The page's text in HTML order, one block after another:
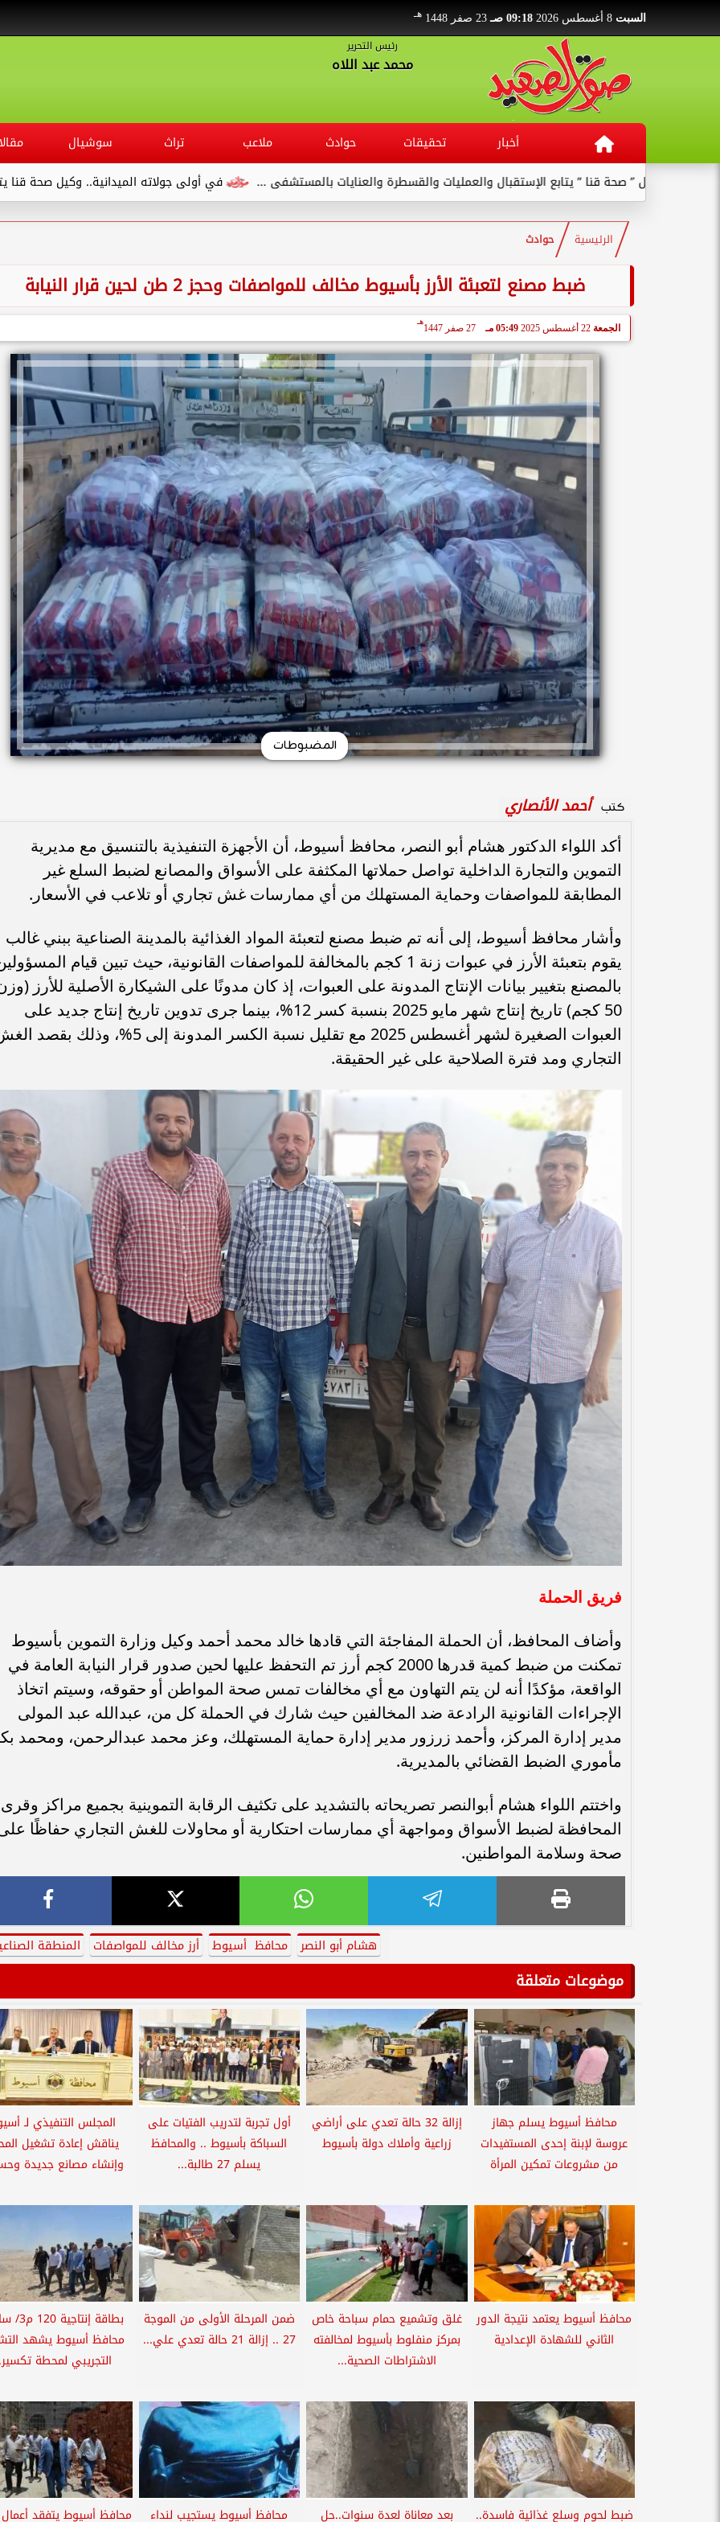
السبت 09:18 صـ 23 صفر 1448 هـ
رئيس التحرير
محمد عبد اللاه
أخبار تحقيقات حوادث ملاعب تراث سوشيال
في أولى جولاته الميدانية.. وكيل صحة قنا يتفقد
” صحة قنا ” يتابع الإستقبال والعمليات والقسطرة والعنايات بالمستشفى ...
الرئيسية حوادث
ضبط مصنع لتعبئة الأرز بأسيوط مخالف للمواصفات وحجز 2 طن لحين قرار النيابة
الجمعة 22 أغسطس 2025 05:49 مـ 27 صفر 1447
هـ
المضبوطات
كتب أحمد الأنصاري
أكد اللواء الدكتور هشام أبو النصر، محافظ أسيوط، أن الأجهزة التنفيذية بالتنسيق مع مديرية
التموين والتجارة الداخلية تواصل حملاتها المكثفة على الأسواق والمصانع لضبط السلع غير
المطابقة للمواصفات وحماية المستهلك من أي ممارسات غش تجاري أو تلاعب في الأسعار.
وأشار محافظ أسيوط، إلى أنه تم ضبط مصنع لتعبئة المواد الغذائية بالمدينة الصناعية ببني غالب
يقوم بتعبئة الأرز في عبوات زنة 1 كجم بالمخالفة للمواصفات القانونية، حيث تبين قيام
بالمصنع بتغيير بيانات الإنتاج المدونة على العبوات، إذ كان مدونًا على الشيكارة الأصلية للأرز
50 كجم) تاريخ إنتاج شهر مايو 2025 بنسبة كسر 12%، بينما جرى تدوين تاريخ إنتاج جديد على
العبوات الصغيرة لشهر أغسطس 2025 مع تقليل نسبة الكسر المدونة إلى 5%، وذلك
التجاري ومد فترة الصلاحية على غير الحقيقة.
فريق الحملة
وأضاف المحافظ، أن الحملة المفاجئة التي قادها خالد محمد أحمد وكيل وزارة التموين بأسيوط
تمكنت من ضبط كمية قدرها 2000 كجم أرز تم التحفظ عليها لحين صدور قرار النيابة العامة في
الواقعة، مؤكدًا أنه لن يتم التهاون مع أي مخالفات تمس صحة المواطن أو حقوقه، وسيتم اتخاذ
الإجراءات القانونية الرادعة ضد المخالفين حيث شارك في الحملة كل من، عبدالله عبد المولى
مدير إدارة المركز، وأحمد زرزور مدير إدارة حماية المستهلك، وعز محمد عبدالرحمن، ومحمد
مأموري الضبط القضائي بالمديرية.
واختتم اللواء هشام أبوالنصر تصريحاته بالتشديد على تكثيف الرقابة التموينية بجميع مراكز وقرى
المحافظة لضبط الأسواق ومواجهة أي ممارسات احتكارية أو محاولات للغش التجاري حفاظًا
صحة وسلامة المواطنين.
هشام أبو النصر محافظ أسيوط أرز مخالف للمواصفات المنطقة
موضوعات متعلقة
محافظ أسيوط يسلم جهاز
عروسة لإبنة إحدى المستفيدات
من مشروعات تمكين المرأة
إزالة 32 حالة تعدي على أراضي
زراعية وأملاك دولة بأسيوط
أول تجربة لتدريب الفتيات على
السباكة بأسيوط .. والمحافظ
يسلم 27 طالبة...
المجلس التنفيذي لـ
يناقش إعادة تشغيل
وإنشاء مصانع جديدة
محافظ أسيوط يعتمد نتيجة الدور
الثاني للشهادة الإعدادية
غلق وتشميع حمام سباحة خاص
بمركز منفلوط بأسيوط لمخالفته
الاشتراطات الصحية...
ضمن المرحلة الأولى من الموجة
27 .. إزالة 21 حالة تعدي علي...
بطاقة
محافظ أسيوط يشهد
التجريبي لمحطة
ضبط لحوم وسلع غذائية فاسدة.. بعد معاناة لعدة سنوات..حل محافظ أسيوط يستجيب لنداء محافظ أسيوط يتفقد